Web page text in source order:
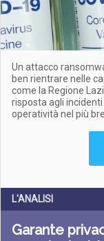
Un attacco
ben rientrare nelle
come la Regione
risposta agli
operatività nel più
L'ANALISI
Garante